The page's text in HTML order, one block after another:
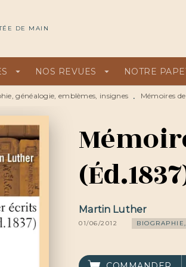
DE MAIN
arrow_drop_down NOS REVUES arrow_drop_down NOTRE
généalogie, emblèmes, insignes • Mémoires
Martin Luther
01/06/2012